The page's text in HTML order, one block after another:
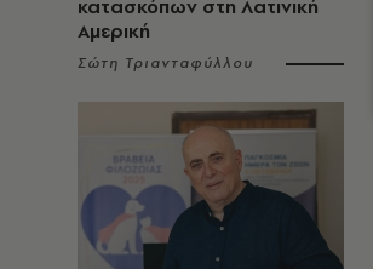
κατασκόπων στη Λατινική
Αμερική
Σώτη Τριανταφύλλου